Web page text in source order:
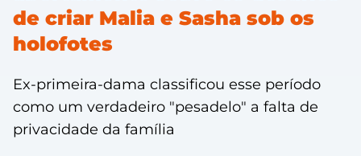
de criar Malia e Sasha sob os
holofotes
Ex-primeira-dama classificou esse período
como um verdadeiro "pesadelo" a falta de
privacidade da família